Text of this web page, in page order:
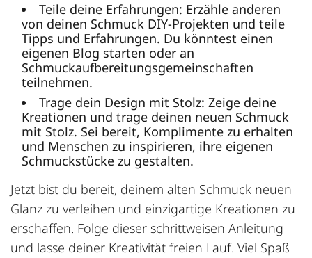
Teile deine Erfahrungen: Erzähle anderen
von deinen Schmuck DIY-Projekten und teile
Tipps und Erfahrungen. Du könntest einen
eigenen Blog starten oder an
Schmuckaufbereitungsgemeinschaften
teilnehmen.
Trage dein Design mit Stolz: Zeige deine
Kreationen und trage deinen neuen Schmuck
mit Stolz. Sei bereit, Komplimente zu erhalten
und Menschen zu inspirieren, ihre eigenen
Schmuckstücke zu gestalten.
Jetzt bist du bereit, deinem alten Schmuck neuen
Glanz zu verleihen und einzigartige Kreationen zu
erschaffen. Folge dieser schrittweisen Anleitung
und lasse deiner Kreativität freien Lauf. Viel Spaß